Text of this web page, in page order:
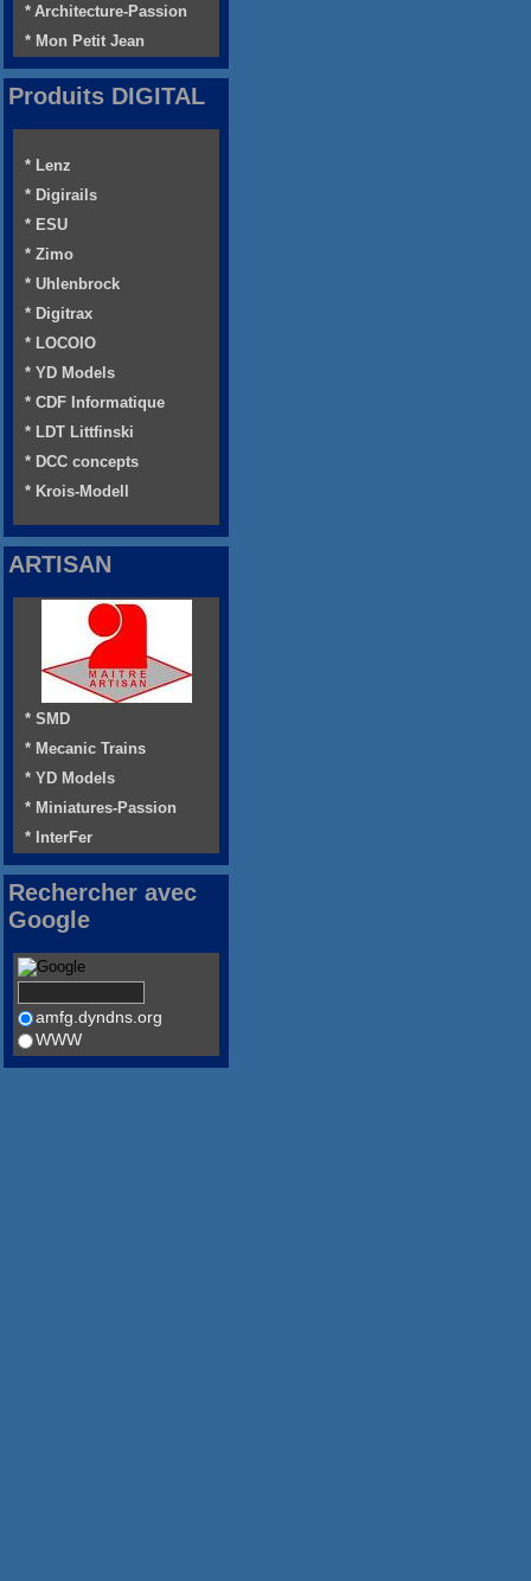
* Architecture-Passion
* Mon Petit Jean
Produits DIGITAL
* Lenz
* Digirails
* ESU
* Zimo
* Uhlenbrock
* Digitrax
* LOCOIO
* YD Models
* CDF Informatique
* LDT Littfinski
* DCC concepts
* Krois-Modell
ARTISAN
* SMD
* Mecanic Trains
* YD Models
* Miniatures-Passion
* InterFer
Rechercher avec
Google
amfg.dyndns.org
WWW